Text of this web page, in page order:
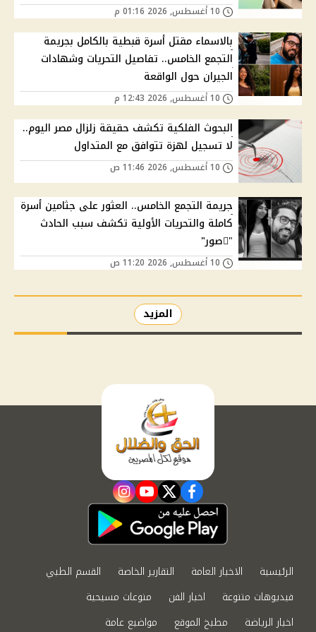
بالاسماء مقتل أسرة قبطية بالكامل بجريمة
التجمع الخامس.. تفاصيل التحريات وشهادات
الجيران حول الواقعة
البحوث الفلكية تكشف حقيقة زلزال مصر اليوم..
لا تسجيل لهزة تتوافق مع المتداول
جريمة التجمع الخامس.. العثور على جثامين أسرة
كاملة والتحريات الأولية تكشف سبب الحادث
"ًصور"
المزيد
facebook
twitter
youtube
instagram
الرئيسية الاخبار العامة التقارير الخاصة
القسم الطبي
فيديوهات متنوعة
اخبار الفن
منوعات مسيحية
اخبار الرياضة
مطبخ الموقع مواضيع عامة